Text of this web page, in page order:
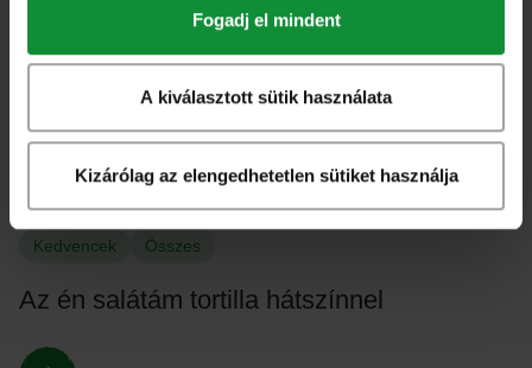
Fogadj el mindent
A kiválasztott sütik használata
Kizárólag az elengedhetetlen sütiket használja
Kedvencek Összes
Az én salátám tortilla hátszínnel